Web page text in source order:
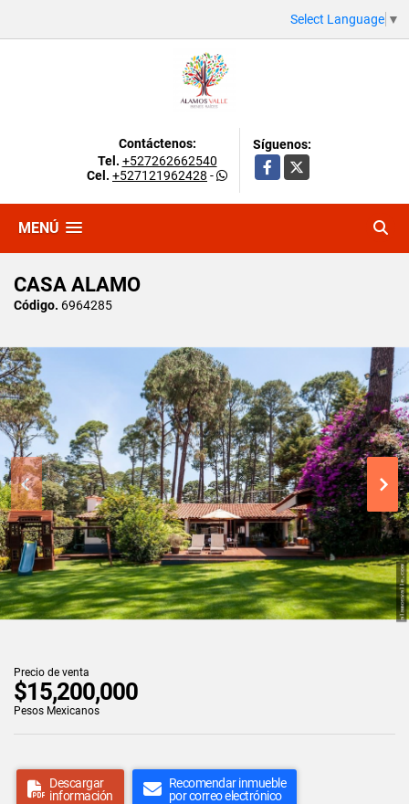
Select Language ▼
Contáctenos:
Tel. +527262662540
Cel. +527121962428 -
Síguenos:
Facebook
X
MENÚ
CASA ALAMO
Código. 6964285
Precio de venta
$15,200,000
Pesos Mexicanos
Descargar
información
Recomendar inmueble
por correo electrónico